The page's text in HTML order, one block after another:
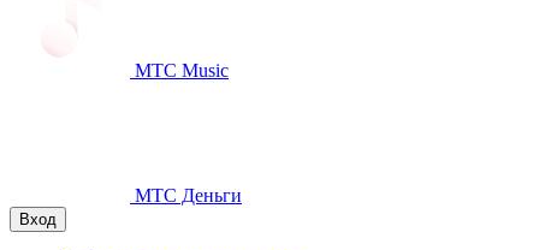
МТС Music
МТС Деньги
Вход